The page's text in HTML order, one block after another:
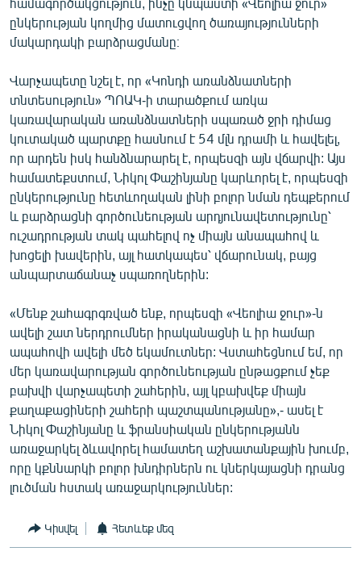
«Ազատության» բոլոր կայքերը
ընկերության կողմից մատուցվող ծառայությունների
մակարդակի բարձրացմանը։
Վարչապետը նշել է, որ «Կոնդի առանձնատների
տնտեսություն» ՊՈԱԿ-ի տարածքում առկա
կառավարական առանձնատների սպառած ջրի դիմաց
կուտակած պարտքը հասնում է 54 մլն դրամի և հավելել,
որ արդեն իսկ հանձնարարել է, որպեսզի այն վճարվի: Այս
համատեքստում, Նիկոլ Փաշինյանը կարևորել է, որպեսզի
ընկերությունը հետևողական լինի բոլոր նման դեպքերում
և բարձրացնի գործունեության արդյունավետությունը՝
ուշադրության տակ պահելով ոչ միայն անապահով և
խոցելի խավերին, այլ հատկապես՝ վճարունակ, բայց
անպարտաճանաչ սպառողներին:
«Մենք շահագրգռված ենք, որպեսզի «Վեոլիա ջուր»-ն
ավելի շատ ներդրումներ իրականացնի և իր համար
ապահովի ավելի մեծ եկամուտներ: Վստահեցնում եմ, որ
մեր կառավարության գործունեության ընթացքում չեք
բախվի վարչապետի շահերին, այլ կբախվեք միայն
քաղաքացիների շահերի պաշտպանությանը»,- ասել է
Նիկոլ Փաշինյանը և ֆրանսիական ընկերությանն
առաջարկել ձևավորել համատեղ աշխատանքային խումբ,
որը կքննարկի բոլոր խնդիրներն ու կներկայացնի դրանց
լուծման հստակ առաջարկություններ:
Կիսվել Հետևեք մեզ